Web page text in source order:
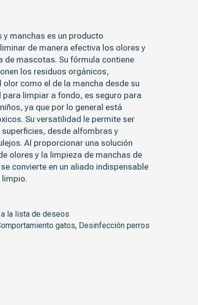
manchas es un producto
de manera efectiva los olores y
de mascotas. Su fórmula contiene
los residuos orgánicos,
como el de la mancha desde su
limpiar a fondo, es seguro para
ya que por lo general está
Su versatilidad le permite ser
desde alfombras y
Al proporcionar una solución
olores y la limpieza de manchas de
convierte en un aliado indispensable
limpio.
la lista de deseos
gatos, Desinfección perros